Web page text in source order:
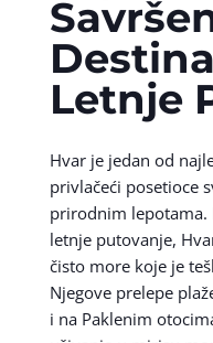
Letnje
Hvar je jedan od
privlačeći posetioce
prirodnim lepotama.
letnje putovanje,
čisto more koje je
Njegove prelepe
i na Paklenim